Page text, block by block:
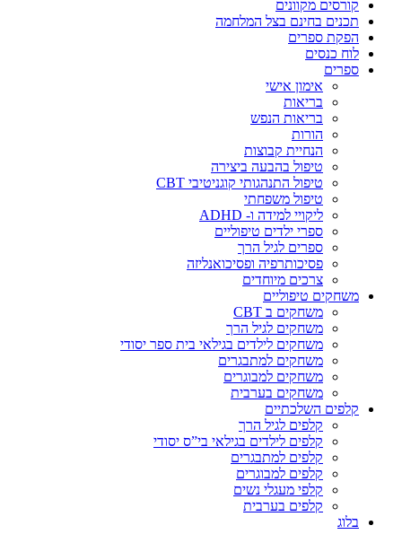
קורסים מקוונים
תכנים בחינם בצל המלחמה
הפקת ספרים
לוח כנסים
ספרים
אימון אישי
בריאות
בריאות הנפש
הורות
הנחיית קבוצות
טיפול בהבעה ביצירה
טיפול התנהגותי קוגניטיבי CBT
טיפול משפחתי
ליקויי למידה ו- ADHD
ספרי ילדים טיפוליים
ספרים לגיל הרך
פסיכותרפיה ופסיכואנליזה
צרכים מיוחדים
משחקים טיפוליים
משחקים ב CBT
משחקים לגיל הרך
משחקים לילדים בגילאי בית ספר יסודי
משחקים למתבגרים
משחקים למבוגרים
משחקים בערבית
קלפים השלכתיים
קלפים לגיל הרך
קלפים לילדים בגילאי בי”ס יסודי
קלפים למתבגרים
קלפים למבוגרים
קלפי מעגלי נשים
קלפים בערבית
בלוג